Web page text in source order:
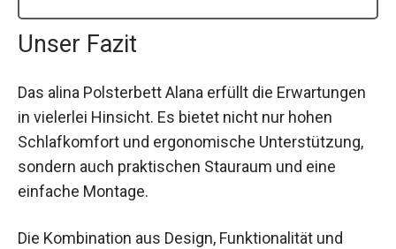
Unser Fazit
Das alina Polsterbett Alana erfüllt die Erwartungen
in vielerlei Hinsicht. Es bietet nicht nur hohen
Schlafkomfort und ergonomische Unterstützung,
sondern auch praktischen Stauraum und eine
einfache Montage.
Die Kombination aus Design, Funktionalität und